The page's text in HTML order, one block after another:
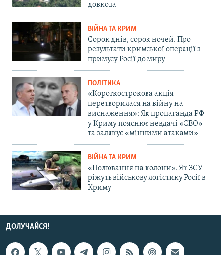
довкола
ВІЙНА ТА КРИМ
Сорок днів, сорок ночей. Про
результати кримської операції з
примусу Росії до миру
ПОЛІТИКА
«Короткострокова акція
перетворилася на війну на
виснаження»: Як пропаганда РФ
у Криму пояснює невдачі «СВО»
та залякує «мінними атаками»
ВІЙНА ТА КРИМ
«Полювання на колони». Як ЗСУ
ріжуть військову логістику Росії в
Криму
ДОЛУЧАЙСЯ!